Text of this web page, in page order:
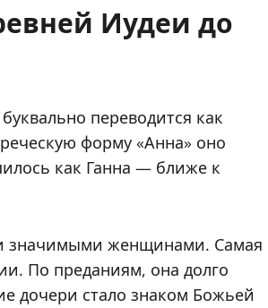
Иудеи до
форму «Анна» оно
как Ганна — ближе к
значимыми женщинами. Самая
По преданиям, она долго
дочери стало знаком Божьей